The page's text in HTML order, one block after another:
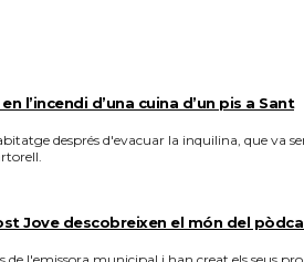
l’incendi d’una cuina d’un pis a Sant
després d'evacuar la inquilina, que va
Jove descobreixen el món del